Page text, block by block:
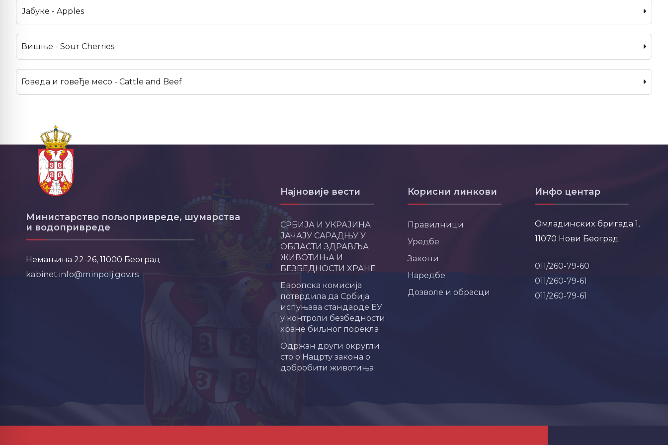
Јабуке - Apples
Вишње - Sour Cherries
Говеда и говеђе месо - Cattle and Beef
Министарство пољопривреде, шумарства
и водопривреде
Немањина 22-26, 11000 Београд
kabinet.info@minpolj.gov.rs
Најновије вести
СРБИЈА И УКРАЈИНА
ЈАЧАЈУ САРАДЊУ У
ОБЛАСТИ ЗДРАВЉА
ЖИВОТИЊА И
БЕЗБЕДНОСТИ ХРАНЕ
Европска комисија
потврдила да Србија
испуњава стандарде ЕУ
у контроли безбедности
хране биљног порекла
Одржан други округли
сто о Нацрту закона о
добробити животиња
Корисни линкови
Правилници
Уредбе
Закони
Наредбе
Дозволе и обрасци
Инфо центар
Омладинских бригада 1,
11070 Нови Београд
011/260-79-60
011/260-79-61
011/260-79-61